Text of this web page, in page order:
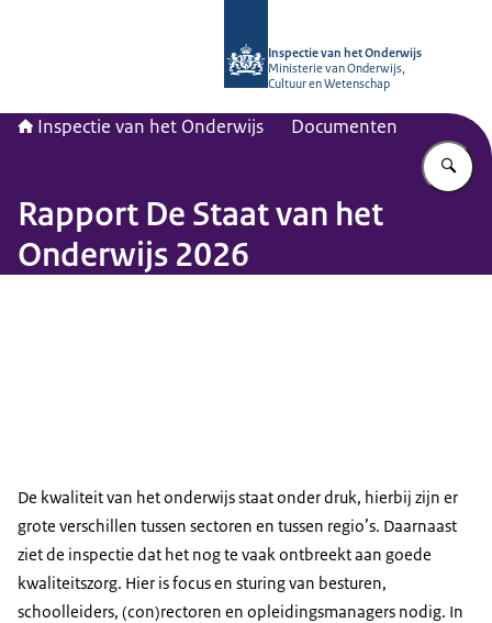
Inspectie van het Onderwijs
Ministerie van Onderwijs,
Cultuur en Wetenschap
Inspectie van het Onderwijs Documenten
Rapport De Staat van het
Onderwijs 2026
De kwaliteit van het onderwijs staat onder druk, hierbij zijn er
grote verschillen tussen sectoren en tussen regio’s. Daarnaast
ziet de inspectie dat het nog te vaak ontbreekt aan goede
kwaliteitszorg. Hier is focus en sturing van besturen,
schoolleiders, (con)rectoren en opleidingsmanagers nodig. In